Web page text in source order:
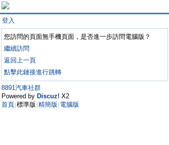
登入
您訪問的頁面無手機頁面，是否進一步訪問電腦版？
繼續訪問
返回上一頁
點擊此鏈接進行跳轉
8891汽車社群
Powered by Discuz! X2
首頁 標準版 精簡版 電腦版